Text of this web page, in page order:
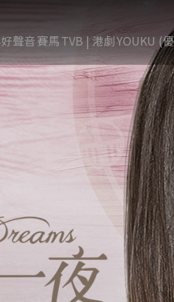
聲音賽馬TVB | 港劇YOUKU (